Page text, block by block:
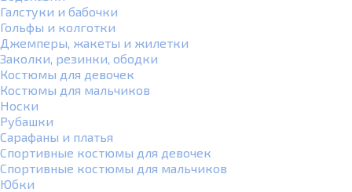
Галстуки и бабочки
Гольфы и колготки
Джемперы, жакеты и жилетки
Заколки, резинки, ободки
Костюмы для девочек
Костюмы для мальчиков
Носки
Рубашки
Сарафаны и платья
Спортивные костюмы для девочек
Спортивные костюмы для мальчиков
Юбки